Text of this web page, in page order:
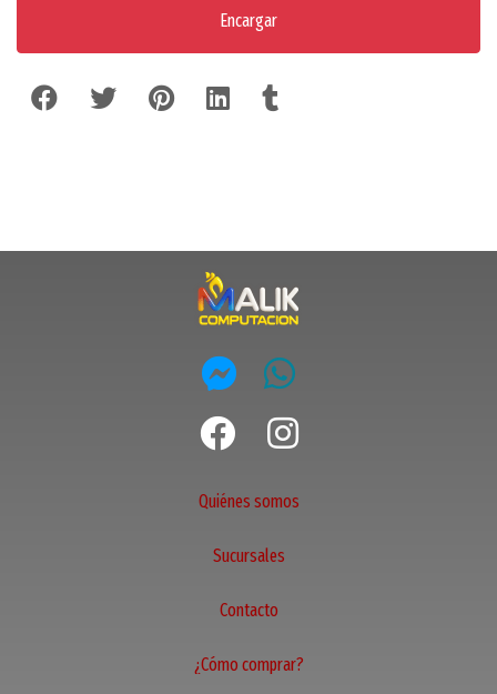
Encargar
Quiénes somos
Sucursales
Contacto
¿Cómo comprar?